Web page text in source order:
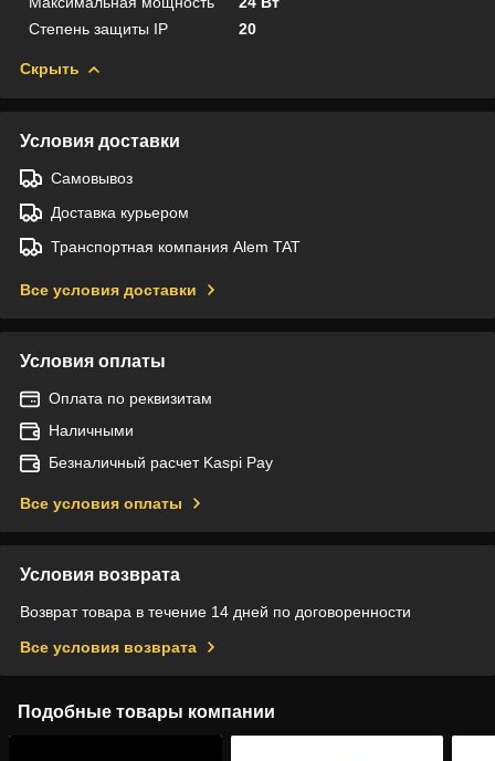
Степень защиты IP
20
Скрыть
Условия доставки
Самовывоз
Доставка курьером
Транспортная компания Alem TAT
Все условия доставки
Условия оплаты
Оплата по реквизитам
Наличными
Безналичный расчет Kaspi Pay
Все условия оплаты
Условия возврата
Возврат товара в течение 14 дней по договоренности
Все условия возврата
Подобные товары компании